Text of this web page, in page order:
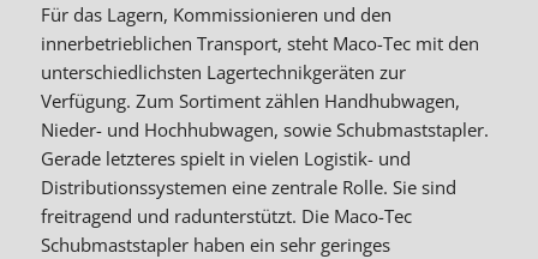
Für das Lagern, Kommissionieren und den
innerbetrieblichen Transport, steht Maco-Tec mit den
unterschiedlichsten Lagertechnikgeräten zur
Verfügung. Zum Sortiment zählen Handhubwagen,
Nieder- und Hochhubwagen, sowie Schubmaststapler.
Gerade letzteres spielt in vielen Logistik- und
Distributionssystemen eine zentrale Rolle. Sie sind
freitragend und radunterstützt. Die Maco-Tec
Schubmaststapler haben ein sehr geringes